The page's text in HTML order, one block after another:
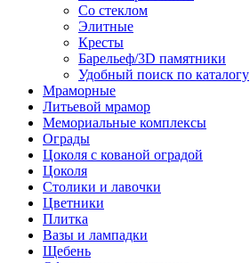
Со стеклом
Элитные
Кресты
Барельеф/3D памятники
Удобный поиск по каталогу
Мраморные
Литьевой мрамор
Мемориальные комплексы
Ограды
Цоколя с кованой оградой
Цоколя
Столики и лавочки
Цветники
Плитка
Вазы и лампадки
Щебень